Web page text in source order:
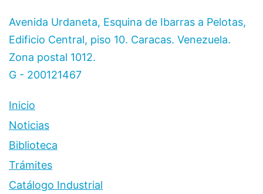
Avenida Urdaneta, Esquina de Ibarras a Pelotas,
Edificio Central, piso 10. Caracas. Venezuela.
Zona postal 1012.
G - 200121467
Inicio
Noticias
Biblioteca
Trámites
Catálogo Industrial